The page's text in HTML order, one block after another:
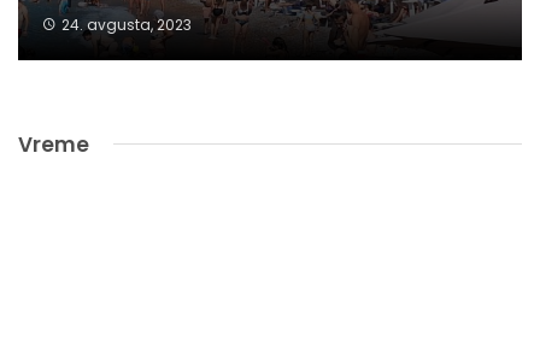
24. avgusta, 2023
Vreme